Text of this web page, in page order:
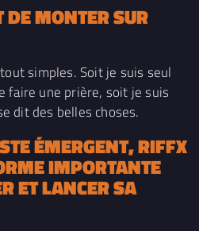
DE MONTER SUR
simples. Soit je suis seul
faire une prière, soit je suis
dit des belles choses.
ÉMERGENT, RIFFX
IMPORTANTE
ET LANCER SA